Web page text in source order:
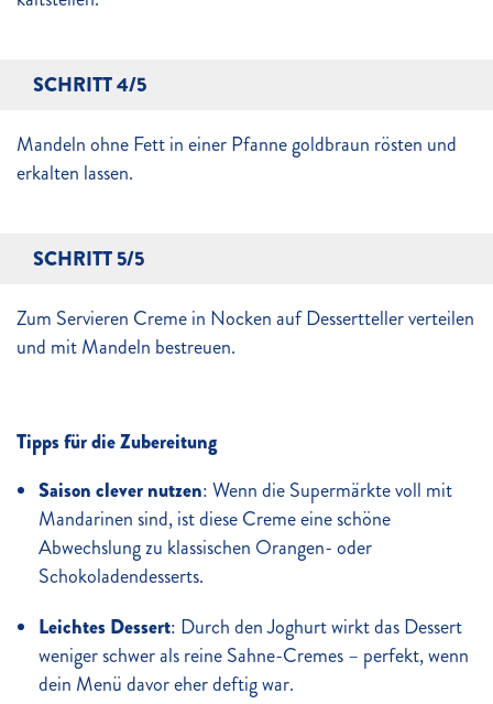
SCHRITT 4/5
Mandeln ohne Fett in einer Pfanne goldbraun rösten und
erkalten lassen.
SCHRITT 5/5
Zum Servieren Creme in Nocken auf Dessertteller verteilen
und mit Mandeln bestreuen.
Tipps für die Zubereitung
Saison clever nutzen: Wenn die Supermärkte voll mit
Mandarinen sind, ist diese Creme eine schöne
Abwechslung zu klassischen Orangen- oder
Schokoladendesserts.
Leichtes Dessert: Durch den Joghurt wirkt das Dessert
weniger schwer als reine Sahne-Cremes – perfekt, wenn
dein Menü davor eher deftig war.